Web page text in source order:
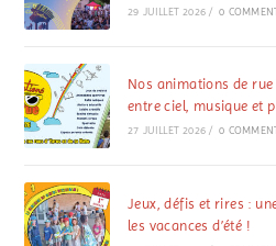
29 JUILLET 2026 / 0
Nos animations de
entre ciel, musique et
27 JUILLET 2026 / 0
Jeux, défis et rires :
les vacances d’été !